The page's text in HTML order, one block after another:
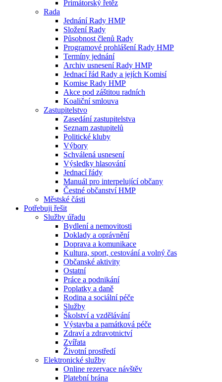
Primátorský řetěz
Rada
Jednání Rady HMP
Složení Rady
Působnost členů Rady
Programové prohlášení Rady HMP
Termíny jednání
Archiv usnesení Rady HMP
Jednací řád Rady a jejích Komisí
Komise Rady HMP
Akce pod záštitou radních
Koaliční smlouva
Zastupitelstvo
Zasedání zastupitelstva
Seznam zastupitelů
Politické kluby
Výbory
Schválená usnesení
Výsledky hlasování
Jednací řády
Manuál pro interpelující občany
Čestné občanství HMP
Městské části
Potřebuji řešit
Služby úřadu
Bydlení a nemovitosti
Doklady a oprávnění
Doprava a komunikace
Kultura, sport, cestování a volný čas
Občanské aktivity
Ostatní
Práce a podnikání
Poplatky a daně
Rodina a sociální péče
Služby
Školství a vzdělávání
Výstavba a památková péče
Zdraví a zdravotnictví
Zvířata
Životní prostředí
Elektronické služby
Online rezervace návštěv
Platební brána